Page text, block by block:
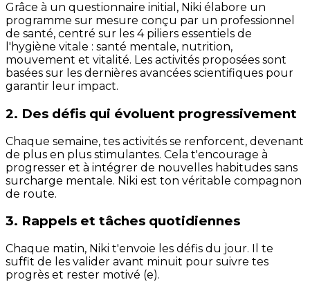
Grâce à un questionnaire initial, Niki élabore un
programme sur mesure conçu par un professionnel
de santé, centré sur les 4 piliers essentiels de
l'hygiène vitale : santé mentale, nutrition,
mouvement et vitalité. Les activités proposées sont
basées sur les dernières avancées scientifiques pour
garantir leur impact.
2. Des défis qui évoluent progressivement
Chaque semaine, tes activités se renforcent, devenant
de plus en plus stimulantes. Cela t'encourage à
progresser et à intégrer de nouvelles habitudes sans
surcharge mentale. Niki est ton véritable compagnon
de route.
3. Rappels et tâches quotidiennes
Chaque matin, Niki t'envoie les défis du jour. Il te
suffit de les valider avant minuit pour suivre tes
progrès et rester motivé (e).